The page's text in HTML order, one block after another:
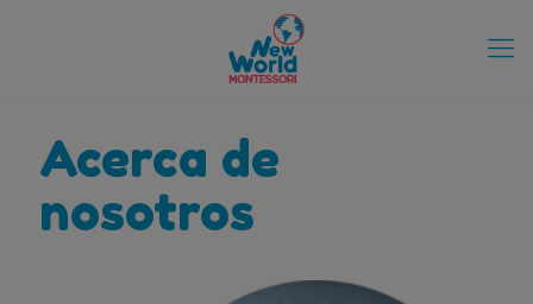
Acerca de
nosotros